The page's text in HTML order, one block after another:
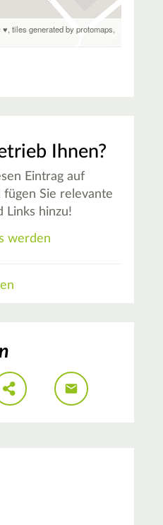
♥,tiles generated by protomaps,
Ihnen?
Eintrag auf
Sie relevante
Links hinzu!
werden